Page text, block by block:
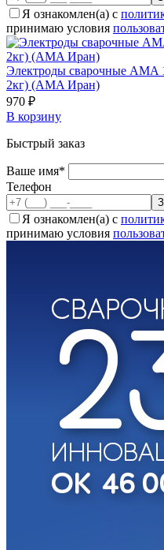
Я ознакомлен(а) с
принимаю условия
Электроды сварочные AMA
2кг) (AMA Иран)
970 ₽
В корзину
Быстрый заказ
Ваше имя*
Телефон
Я ознакомлен(а) с
принимаю условия